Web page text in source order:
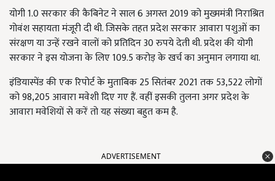
योगी 1.0सरकार की कैबिनेट ने साल6अगस्त2019को मुख्ममंत्री निराश्रित
गोवंश सहायता मंजूरी दी थी. जिसके तहत प्रदेश सरकार आवारा पशुओं का
संरक्षण या उन्हें रखने वालों को प्रतिदिन30रुपये देती थी. प्रदेश की योगी
सरकार ने इस योजना के लिए109.5करोड़ के खर्च का अनुमान लगाया था.
इंडियास्पेंड की एक रिपोर्ट के मुताबिक 25सितंबर2021तक53,522लोगों
को98,205आवारा मवेशी दिए गए हैं. वहीं इसकी तुलना अगर प्रदेश के
आवारा मवेशियों से करें तो यह संख्या बहुत कम है.
ADVERTISEMENT